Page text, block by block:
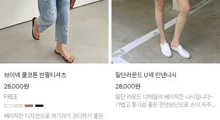
브이넥 쿨코튼 반팔티셔츠
28,000원
FREE
베이직한 디자인으로 여기저기 코디하기 좋은
밑단라운드 U넥 린넨나시
28,000원
밑단 라운드 디테일의 베이직한 나시입니다~
가볍고 통기성 좋은 린넨원단으로 손이 자주